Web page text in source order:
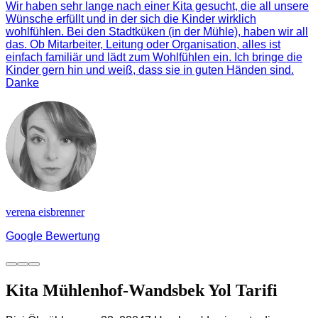
Wir haben sehr lange nach einer Kita gesucht, die all unsere
Wünsche erfüllt und in der sich die Kinder wirklich
wohlfühlen. Bei den Stadtküken (in der Mühle), haben wir all
das. Ob Mitarbeiter, Leitung oder Organisation, alles ist
einfach familiär und lädt zum Wohlfühlen ein. Ich bringe die
Kinder gern hin und weiß, dass sie in guten Händen sind.
Danke
verena eisbrenner
Google Bewertung
Kita Mühlenhof-Wandsbek Yol Tarifi